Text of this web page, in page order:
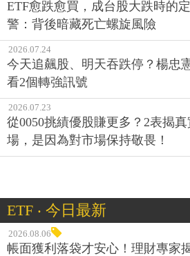
ETF愈跌愈買，成台股大跌時的
警：背後暗藏死亡螺旋風險
2026.07.24
今天追飆股、明天吞跌停？楊忠
看2個轉強訊號
2026.07.23
從0050挑績優股賺更多？2表揭
場，是因為對市場保持敬畏！
ETF ‧ 今日最新
2026.08.06
帳面獲利落袋才安心！理財專家